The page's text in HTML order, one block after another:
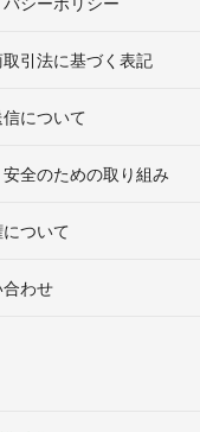
引法に基づく表記
について
全のための取り組み
ついて
わせ